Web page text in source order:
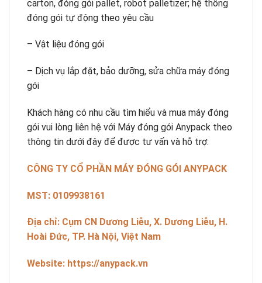
carton, đóng gói pallet, robot palletizer; hệ thống
đóng gói tự động theo yêu cầu
– Vật liệu đóng gói
– Dịch vụ lắp đặt, bảo dưỡng, sửa chữa máy đóng
gói
Khách hàng có nhu cầu tìm hiểu và mua máy đóng
gói vui lòng liên hệ với Máy đóng gói Anypack theo
thông tin dưới đây để được tư vấn và hỗ trợ:
CÔNG TY CỔ PHẦN MÁY ĐÓNG GÓI ANYPACK
MST: 0109938161
Địa chỉ: Cụm CN Dương Liễu, X. Dương Liễu, H.
Hoài Đức, TP. Hà Nội, Việt Nam
Website: https://anypack.vn